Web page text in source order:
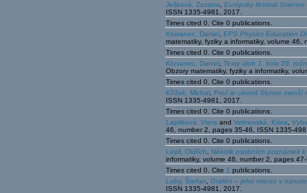
Ješková, Zuzana
Európsky festival
ISSN 1335-4981, 2017.
Times cited 0. Cite 0 publications.
Kluvanec, Daniel EPS Physics Education
matematiky, fyziky a informatiky, volume
Times cited 0. Cite 0 publications.
Kluvanec, Daniel
Texty úloh 1. kola 59.
Obzory matematiky, fyziky a informatiky,
Times cited 0. Cite 0 publications.
Křížek, Michal Proč je obvod Slunce menší
ISSN 1335-4981, 2017.
Times cited 0. Cite 0 publications.
Lapitková, Viera and Velmovská, Klára
46, number 2, pages 35-46, ISSN 1335-
Times cited 0. Cite 0 publications.
Lepil, Oldřich
Několik osobních poznámek
informatiky, volume 46, number 2, pages
Times cited 0. Cite 1 publications.
Luby, Štefan
Grafén – jeho miesto v
ISSN 1335-4981, 2017.